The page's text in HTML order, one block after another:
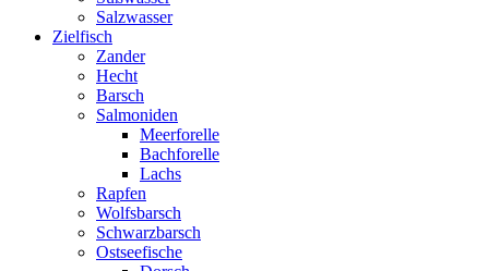
Salzwasser
Zielfisch
Zander
Hecht
Barsch
Salmoniden
Meerforelle
Bachforelle
Lachs
Rapfen
Wolfsbarsch
Schwarzbarsch
Ostseefische